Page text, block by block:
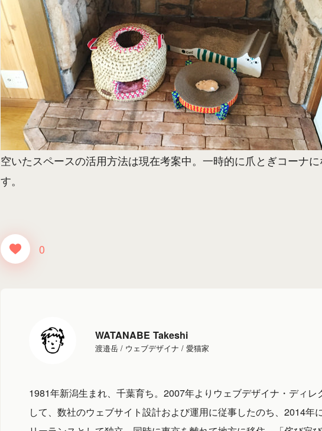
空いたスペースの活用方法は現在考案中。一時的に爪とぎコーナ
す。
0
WATANABE Takeshi
渡邉岳 / ウェブデザイナ / 愛猫家
1981年新潟生まれ、千葉育ち。2007年よりウェブデザイナ・ディレ
して、数社のウェブサイト設計および運用に従事したのち、2014年